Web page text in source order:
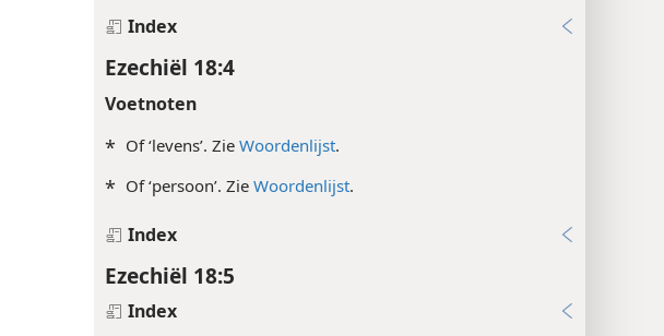
Index
Ezechiël 18:4
Voetnoten
* Of ‘levens’. ZieWoordenlijst.
* Of ‘persoon’. ZieWoordenlijst.
Index
Ezechiël 18:5
Index